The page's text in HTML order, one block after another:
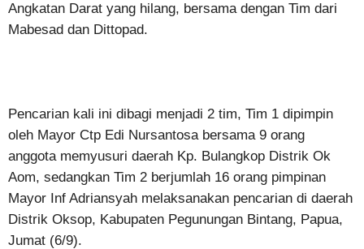
Angkatan Darat yang hilang, bersama dengan Tim dari
Mabesad dan Dittopad.
Pencarian kali ini dibagi menjadi 2 tim, Tim 1 dipimpin
oleh Mayor Ctp Edi Nursantosa bersama 9 orang
anggota memyusuri daerah Kp. Bulangkop Distrik Ok
Aom, sedangkan Tim 2 berjumlah 16 orang pimpinan
Mayor Inf Adriansyah melaksanakan pencarian di daerah
Distrik Oksop, Kabupaten Pegunungan Bintang, Papua,
Jumat (6/9).